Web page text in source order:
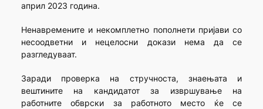
април 2023 година.
Ненавремените и некомплетно пополнети пријави со
несоодветни и нецелосни докази нема да се
разгледуваат.
Заради проверка на стручноста, знаењата и
вештините на кандидатот за извршување на
работните обврски за работното место ќе се